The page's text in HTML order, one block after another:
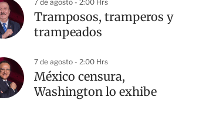
7 de agosto - 2:00 Hrs
Tramposos, tramperos y
trampeados
7 de agosto - 2:00 Hrs
México censura,
Washington lo exhibe